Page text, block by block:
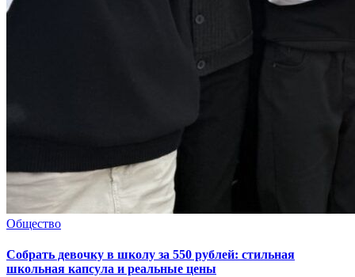
Общество
Собрать девочку в школу за 550 рублей: стильная
школьная капсула и реальные цены